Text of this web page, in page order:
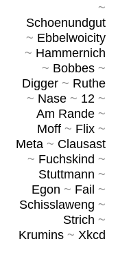
~
Schoenundgut
~ Ebbelwoicity
~ Hammernich
~ Bobbes~
Digger~ Ruthe
~ Nase~ 12~
Am Rande~
Moff~ Flix~
Meta~ Clausast
~ Fuchskind ~
Stuttmann ~
Egon ~ Fail ~
Schisslaweng ~
Strich ~
Krumins~ Xkcd